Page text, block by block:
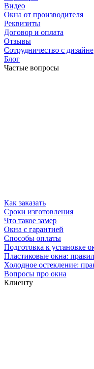
Видео
Окна от производителя
Реквизиты
Договор и оплата
Отзывы
Сотрудничество с
Блог
Частые вопросы
Как заказать
Сроки изготовления
Что такое замер
Окна с гарантией
Способы оплаты
Подготовка к установке
Пластиковые окна:
Холодное остекление:
Вопросы про окна
Клиенту